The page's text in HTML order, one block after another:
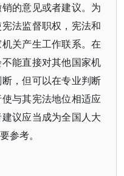
的意见或者建议。为
法监督职权，宪法和
关产生工作联系。在
能直接对其他国家机
，但可以在专业判断
与其宪法地位相适应
议应当成为全国人大
参考。